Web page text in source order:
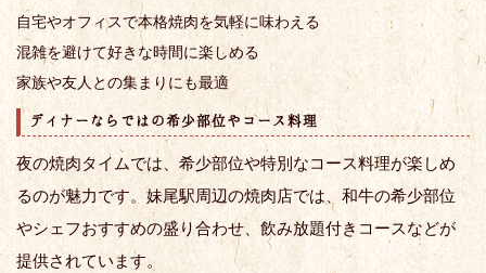
自宅やオフィスで本格焼肉を気軽に味わえる
混雑を避けて好きな時間に楽しめる
家族や友人との集まりにも最適
ディナーならではの希少部位やコース料理
夜の焼肉タイムでは、希少部位や特別なコース料理が楽しめ
るのが魅力です。妹尾駅周辺の焼肉店では、和牛の希少部位
やシェフおすすめの盛り合わせ、飲み放題付きコースなどが
提供されています。